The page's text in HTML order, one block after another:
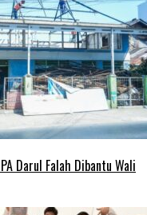
Darul Falah Dibantu Wali